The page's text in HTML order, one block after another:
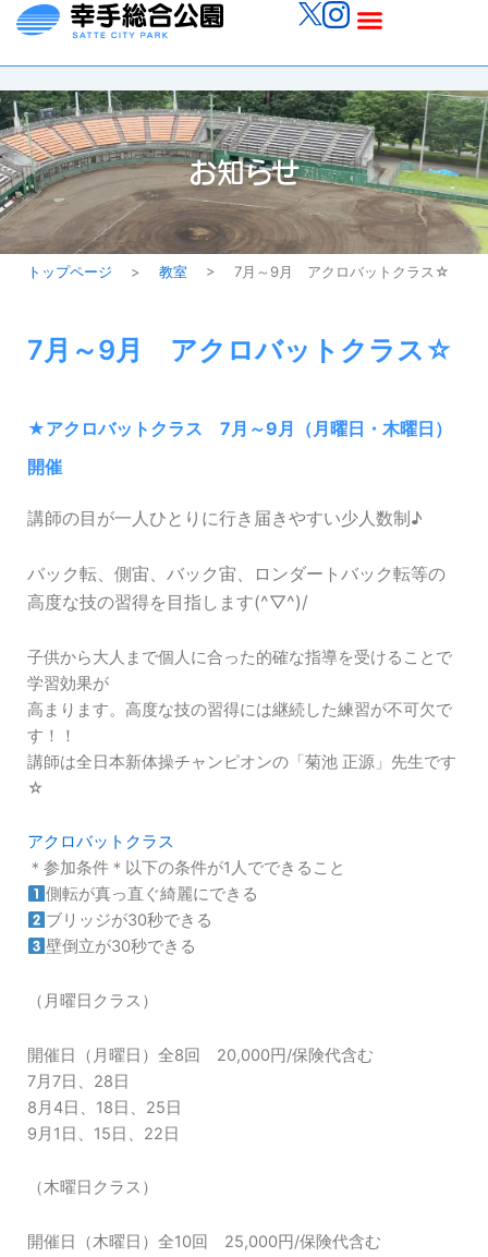
を
ス
キ
ッ
プ
メ
ニ
ュ
ー
お知らせ
トップページ > 教室 > 7月～9月 アクロバットクラス☆
7月～9月 アクロバットクラス☆
★アクロバットクラス 7月～9月（月曜日・木曜日）
開催
講師の目が一人ひとりに行き届きやすい少人数制♪
バック転、側宙、バック宙、ロンダートバック転等の
高度な技の習得を目指します(^▽^)/
子供から大人まで個人に合った的確な指導を受けることで
学習効果が
高まります。高度な技の習得には継続した練習が不可欠で
す！！
講師は全日本新体操チャンピオンの「菊池 正源」先生です
☆
アクロバットクラス
＊参加条件＊以下の条件が1人でできること
側転が真っ直ぐ綺麗にできる
ブリッジが30秒できる
壁倒立が30秒できる
（月曜日クラス）
開催日（月曜日）全8回 20,000円/保険代含む
7月7日、28日
8月4日、18日、25日
9月1日、15日、22日
（木曜日クラス）
開催日（木曜日）全10回 25,000円/保険代含む